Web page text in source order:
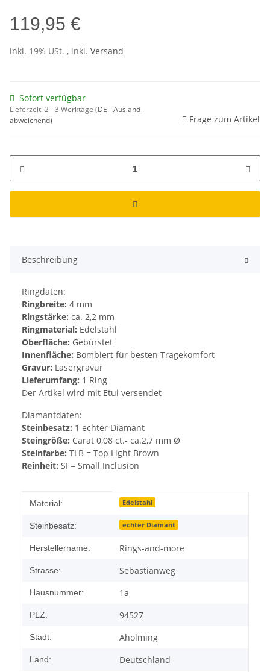
119,95 €
inkl. 19% USt. , inkl. Versand
Sofort verfügbar
Lieferzeit:2 - 3 Werktage (DE - Ausland
abweichend)
Frage zum Artikel
Beschreibung
Ringdaten:
Ringbreite: 4 mm
Ringstärke: ca. 2,2 mm
Ringmaterial: Edelstahl
Oberfläche: Gebürstet
Innenfläche: Bombiert für besten Tragekomfort
Gravur: Lasergravur
Lieferumfang: 1 Ring
Der Artikel wird mit Etui versendet
Diamantdaten:
Steinbesatz: 1 echter Diamant
Steingröße: Carat 0,08 ct.- ca.2,7 mm Ø
Steinfarbe: TLB = Top Light Brown
Reinheit: SI = Small Inclusion
Produkteigenschaft
Wert
Material: Edelstahl
Steinbesatz: echter Diamant
Herstellername: Rings-and-more
Strasse: Sebastianweg
Hausnummer: 1a
PLZ: 94527
Stadt: Aholming
Land: Deutschland